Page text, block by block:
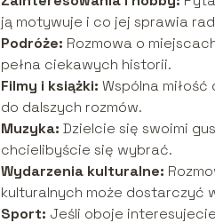
ją motywuje i co jej sprawia
Podróże: Rozmowa o
pełna ciekawych historii.
Filmy i książki: Wspólna
do dalszych rozmów.
Muzyka: Dzielcie się swoimi
chcielibyście się wybrać.
Wydarzenia kulturalne:
kulturalnych może dostarczyć
Sport: Jeśli oboje